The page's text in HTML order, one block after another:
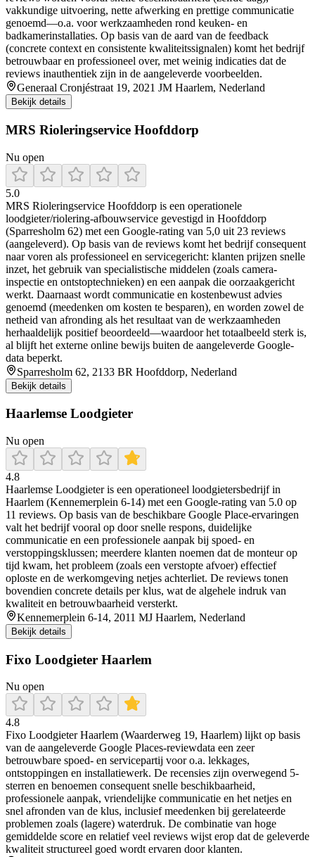
vakkundige uitvoering, nette afwerking en prettige communicatie
genoemd—o.a. voor werkzaamheden rond keuken- en
badkamerinstallaties. Op basis van de aard van de feedback
(concrete context en consistente kwaliteitssignalen) komt het bedrijf
betrouwbaar en professioneel over, met weinig indicaties dat de
reviews inauthentiek zijn in de aangeleverde voorbeelden.
Generaal Cronjéstraat 19, 2021 JM Haarlem, Nederland
Bekijk details
MRS Rioleringservice Hoofddorp
Nu open
5.0
MRS Rioleringservice Hoofddorp is een operationele
loodgieter/riolering-afbouwservice gevestigd in Hoofddorp
(Sparresholm 62) met een Google-rating van 5,0 uit 23 reviews
(aangeleverd). Op basis van de reviews komt het bedrijf consequent
naar voren als professioneel en servicegericht: klanten prijzen snelle
inzet, het gebruik van specialistische middelen (zoals camera-
inspectie en ontstoptechnieken) en een aanpak die oorzaakgericht
werkt. Daarnaast wordt communicatie en kostenbewust advies
genoemd (meedenken om kosten te besparen), en worden zowel de
netheid van afronding als het resultaat van de werkzaamheden
herhaaldelijk positief beoordeeld—waardoor het totaalbeeld sterk is,
al blijft het externe online bewijs buiten de aangeleverde Google-
data beperkt.
Sparresholm 62, 2133 BR Hoofddorp, Nederland
Bekijk details
Haarlemse Loodgieter
Nu open
4.8
Haarlemse Loodgieter is een operationeel loodgietersbedrijf in
Haarlem (Kennemerplein 6-14) met een Google-rating van 5.0 op
11 reviews. Op basis van de beschikbare Google Place-ervaringen
valt het bedrijf vooral op door snelle respons, duidelijke
communicatie en een professionele aanpak bij spoed- en
verstoppingsklussen; meerdere klanten noemen dat de monteur op
tijd kwam, het probleem (zoals een verstopte afvoer) effectief
oploste en de werkomgeving netjes achterliet. De reviews tonen
bovendien concrete details per klus, wat de algehele indruk van
kwaliteit en betrouwbaarheid versterkt.
Kennemerplein 6-14, 2011 MJ Haarlem, Nederland
Bekijk details
Fixo Loodgieter Haarlem
Nu open
4.8
Fixo Loodgieter Haarlem (Waarderweg 19, Haarlem) lijkt op basis
van de aangeleverde Google Places-reviewdata een zeer
betrouwbare spoed- en servicepartij voor o.a. lekkages,
ontstoppingen en installatiewerk. De recensies zijn overwegend 5-
sterren en benoemen consequent snelle beschikbaarheid,
professionele aanpak, vriendelijke communicatie en het netjes en
snel afronden van de klus, inclusief meedenken bij gerelateerde
problemen zoals (lagere) waterdruk. De combinatie van hoge
gemiddelde score en relatief veel reviews wijst erop dat de geleverde
kwaliteit structureel goed wordt ervaren door klanten.